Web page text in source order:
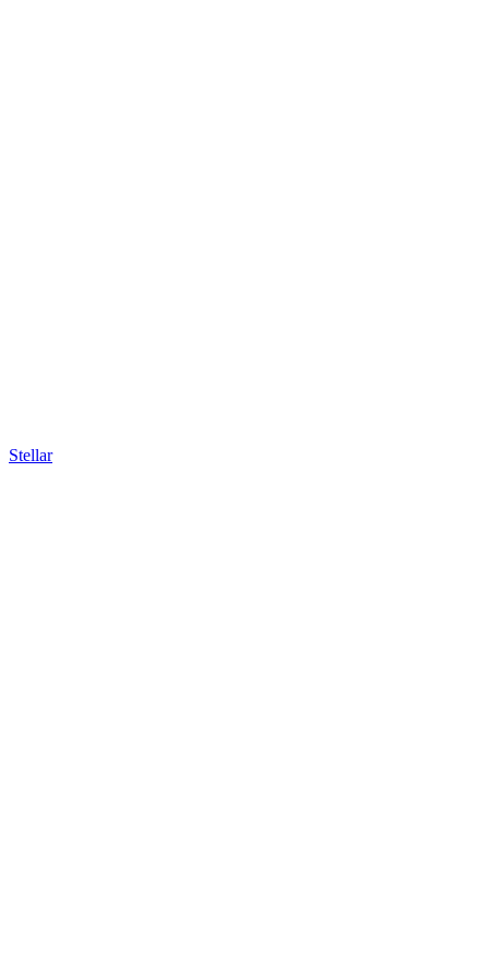
Stellar